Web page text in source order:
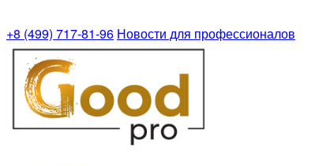
+8 (499) 717-81-96 Новости для профессионалов